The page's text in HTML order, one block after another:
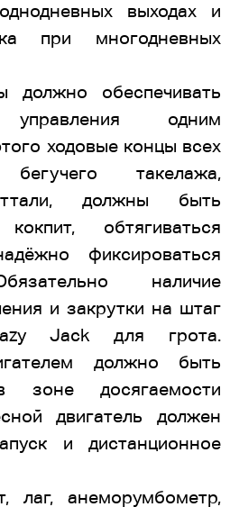
выходах и
при многодневных
должно обеспечивать
управления одним
ходовые концы всех
бегучего такелажа,
должны быть
обтягиваться
фиксироваться
наличие
и закрутки на штаг
Jack для грота.
должно быть
зоне досягаемости
двигатель должен
и дистанционное
лаг, анеморумбометр,